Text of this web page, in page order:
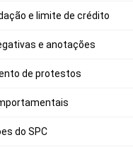
e limite de crédito
e anotações
de protestos
do SPC